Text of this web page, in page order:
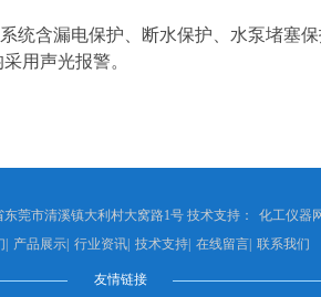
系统含漏电保护、断水保护、水泵堵塞
用声光报警。
莞市清溪镇大利村大窝路1号 技术支持： 化工仪器
产品展示| 行业资讯| 技术支持| 在线留言| 联系我们
友情链接